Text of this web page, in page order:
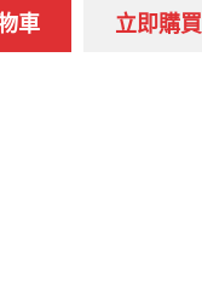
車 立即購買